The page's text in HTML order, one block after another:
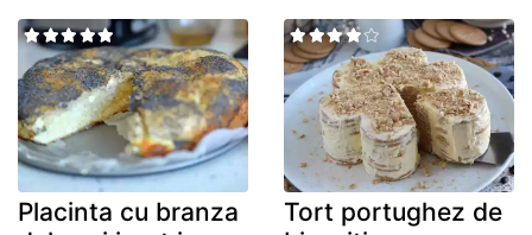
Placinta cu branza
Tort portughez de